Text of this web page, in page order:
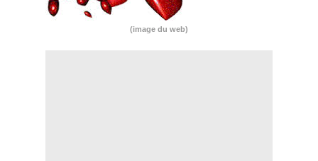
(image du web)